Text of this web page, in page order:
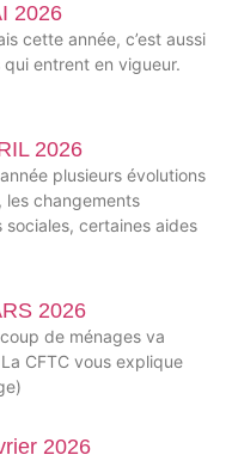
2026
cette année, c’est aussi
entrent en vigueur.
2026
plusieurs évolutions
les changements
certaines aides
2026
de ménages va
CFTC vous explique
2026